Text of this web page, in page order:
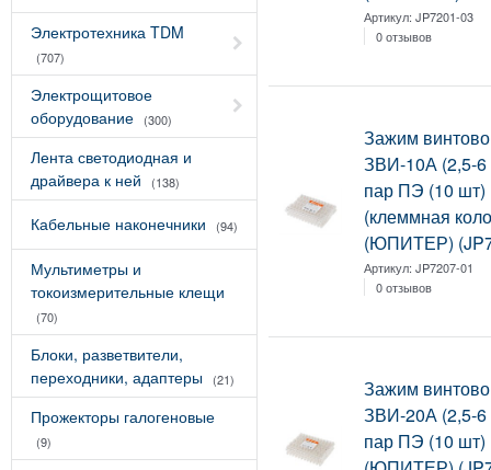
Электротехника TDM
(707)
Электрощитовое
оборудование
(300)
Лента светодиодная и
драйвера к ней
(138)
Кабельные наконечники (94)
Мультиметры и
токоизмерительные клещи
(70)
Блоки, разветвители,
переходники, адаптеры
(21)
Прожекторы галогеновые
(9)
Артикул:JP7201-03
0 отзывов
Зажим
ЗВИ-10А (2,5-
пар ПЭ (10
(клеммная
(ЮПИТЕР)
Артикул:JP7207-01
0 отзывов
Зажим
ЗВИ-20А (2,5-
пар ПЭ (10